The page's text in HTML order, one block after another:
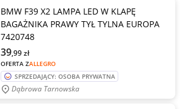
BMW F39 X2 LAMPA LED W KLAPĘ
BAGAŻNIKA PRAWY TYŁ TYLNA EUROPA
7420748
OFERTA ZALLEGRO
39,99zł
SPRZEDAJĄCY: OSOBA PRYWATNA
Dąbrowa Tarnowska